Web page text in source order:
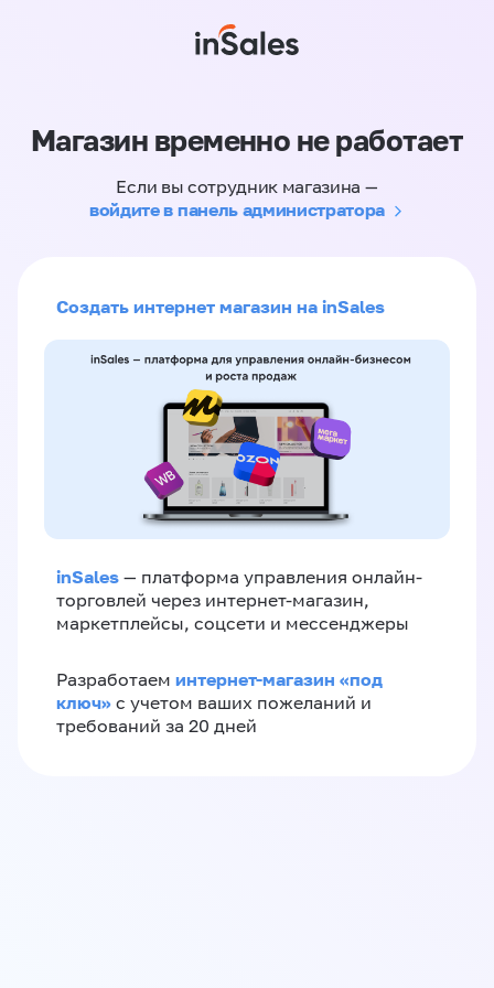
Магазин временно не работает
Если вы сотрудник магазина —
войдите в панель администратора
Создать интернет магазин на inSales
inSales — платформа управления онлайн-
торговлей через интернет-магазин,
маркетплейсы, соцсети и мессенджеры
Разработаем интернет-магазин «‎под
ключ»‎ с учетом ваших пожеланий и
требований за 20 дней